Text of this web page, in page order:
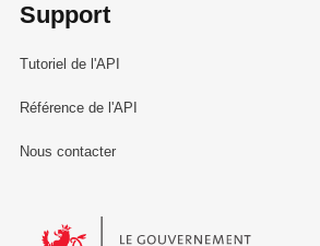
Support
Tutoriel de l'API
Référence de l'API
Nous contacter
Le Gouvernement du Grand-Duché de